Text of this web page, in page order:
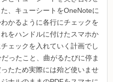
、キューシートをOneNoteに
かるように各行にチェックを
をハンドルに付けたスマホか
ェックを入れていく計画でし
ったこと、曲がるたびに停ま
たため実際には殆ど使いませ